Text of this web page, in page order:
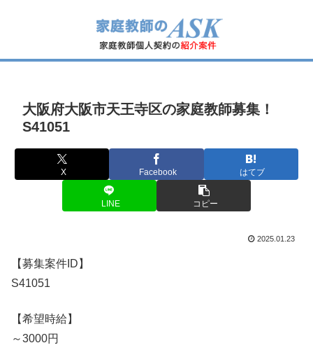
大阪府大阪市天王寺区の家庭教師募集！
S41051
X Facebook はてブ
LINE コピー
2025.01.23
【募集案件ID】
S41051
【希望時給】
～3000円